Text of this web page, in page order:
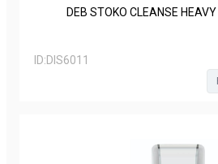
DEB STOKO CLEANSE
ID:DIS6011